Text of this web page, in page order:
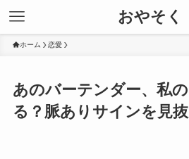
おやそく
ホーム 恋愛
あのバーテンダー、私
る？脈ありサインを見